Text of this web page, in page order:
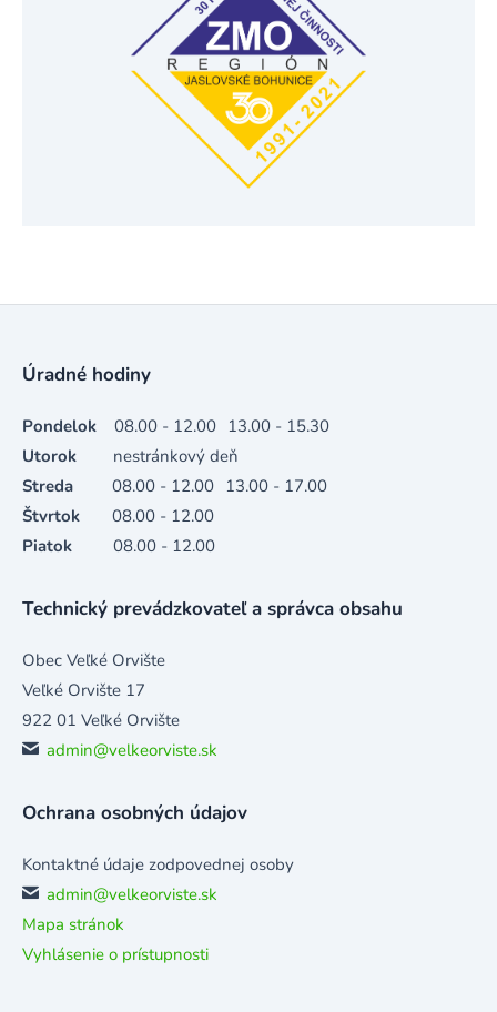
Úradné hodiny
Pondelok 08.00 - 12.00 13.00 - 15.30
Utorok
nestránkový deň
Streda
08.00 - 12.00 13.00 - 17.00
Štvrtok
08.00 - 12.00
Piatok
08.00 - 12.00
Technický prevádzkovateľ a správca obsahu
Obec Veľké Orvište
Veľké Orvište 17
922 01 Veľké Orvište
admin@velkeorviste.sk
Ochrana osobných údajov
Kontaktné údaje zodpovednej osoby
admin@velkeorviste.sk
Mapa stránok
Vyhlásenie o prístupnosti